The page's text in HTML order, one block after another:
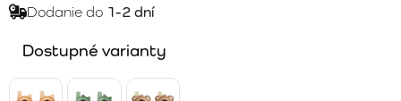
Dodanie do 1-2 dní
Dostupné varianty